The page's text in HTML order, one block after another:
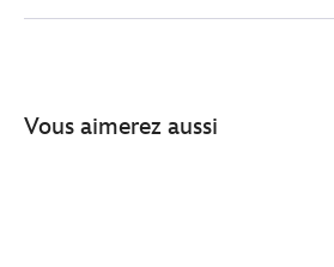
chan-
11%C2%A0cm-
Vous aimerez aussi